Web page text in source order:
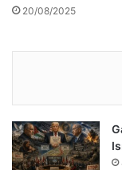
20/08/2025